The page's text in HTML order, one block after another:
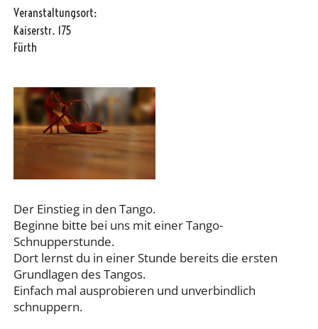
Veranstaltungsort:
Kaiserstr. 175
Fürth
Der Einstieg in den Tango.
Beginne bitte bei uns mit einer Tango-
Schnupperstunde.
Dort lernst du in einer Stunde bereits die ersten
Grundlagen des Tangos.
Einfach mal ausprobieren und unverbindlich
schnuppern.